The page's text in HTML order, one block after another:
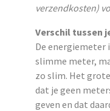
verzendkosten)
Verschil tussen
De energiemeter
slimme meter,
zo slim. Het
dat je geen
geven en dat